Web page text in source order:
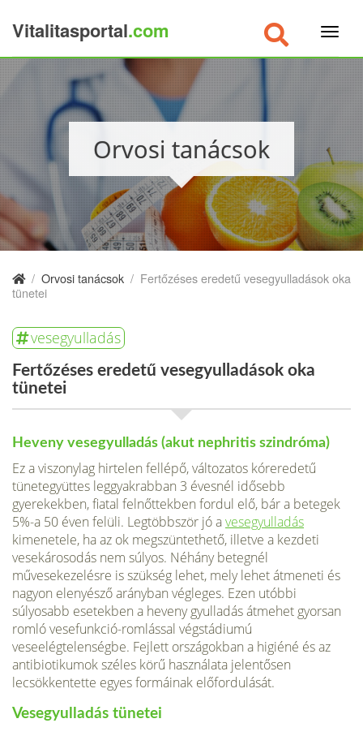
Vitalitasportal.com
Orvosi tanácsok
/ Orvosi tanácsok / Fertőzéses eredetű vesegyulladások oka
tünetei
vesegyulladás
Fertőzéses eredetű vesegyulladások oka
tünetei
Heveny vesegyulladás (akut nephritis szindróma)
Ez a viszonylag hirtelen fellépő, változatos kóreredetű
tünetegyüttes leg­gyakrabban 3 évesnél idősebb
gyerekekben, fiatal felnőttekben fordul elő, bár a betegek
5%-a 50 éven felüli. Legtöbbször jó avesegyulladás
kimenetele, ha az ok megszüntethető, illetve a kezdeti
vesekárosodás nem súlyos. Néhány be­tegnél
művesekezelésre is szükség lehet, mely lehet átmeneti és
nagyon elenyésző arányban végleges. Ezen utóbbi
súlyosabb esetekben a heveny gyulladás átmehet gyorsan
romló vesefunkció-romlással végstádiumú
veseelégtelenségbe. Fejlett országokban a higiéné és az
antibiotikumok széles körű használata jelentősen
lecsökkentette egyes formáinak előfor­dulását.
Vesegyulladás tünetei
×